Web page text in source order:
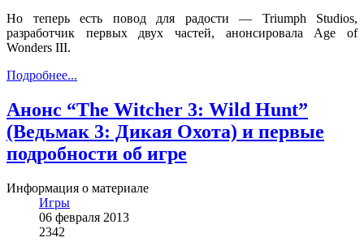
Но теперь есть повод для радости — Triumph Studios,
разработчик первых двух частей, анонсировала Age of
Wonders III.
Подробнее...
Анонс “The Witcher 3: Wild Hunt”
(Ведьмак 3: Дикая Охота) и первые
подробности об игре
Информация о материале
Игры
06 февраля 2013
2342